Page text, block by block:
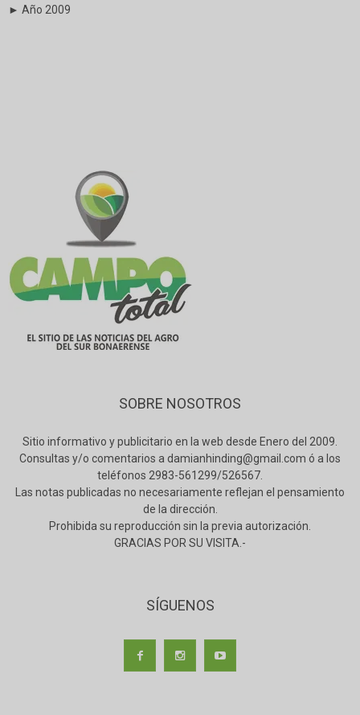
► Año 2009
SOBRE NOSOTROS
Sitio informativo y publicitario en la web desde Enero del 2009.
Consultas y/o comentarios a damianhinding@gmail.com ó a los
teléfonos 2983-561299/526567.
Las notas publicadas no necesariamente reflejan el pensamiento
de la dirección.
Prohibida su reproducción sin la previa autorización.
GRACIAS POR SU VISITA.-
SÍGUENOS